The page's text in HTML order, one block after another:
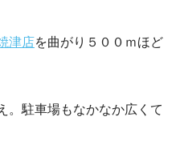
津店を曲がり５００ｍほど
。駐車場もなかなか広くて